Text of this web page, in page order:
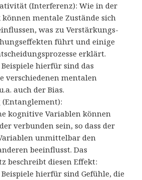
(Interferenz): Wie in der
mentale Zustände sich
was zu Verstärkungs-
führt und einige
erklärt.
Beispiele hierfür sind das
verschiedenen mentalen
auch der Bias.
kognitive Variablen können
verbunden sein, so dass der
unmittelbar den
beeinflusst. Das
beschreibt diesen Effekt:
Beispiele hierfür sind Gefühle, die